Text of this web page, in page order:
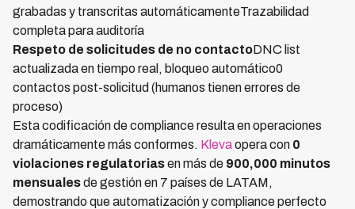
grabadas y transcritas automáticamenteTrazabilidad
completa para auditoría
Respeto de solicitudes de no contactoDNC list
actualizada en tiempo real, bloqueo automático0
contactos post-solicitud (humanos tienen errores de
proceso)
Esta codificación de compliance resulta en operaciones
dramáticamente más conformes. Klevaopera con 0
violaciones regulatoriasen más de 900,000 minutos
mensualesde gestión en 7 países de LATAM,
demostrando que automatización y compliance perfecto